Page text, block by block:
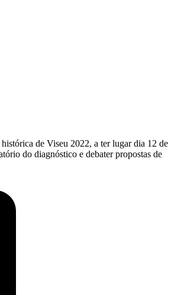
de Viseu 2022, a ter lugar dia 12 de
do diagnóstico e debater propostas de